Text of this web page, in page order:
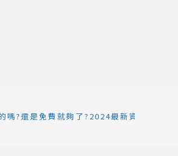
嗎?還是免費就夠了?2024最新資訊這篇告